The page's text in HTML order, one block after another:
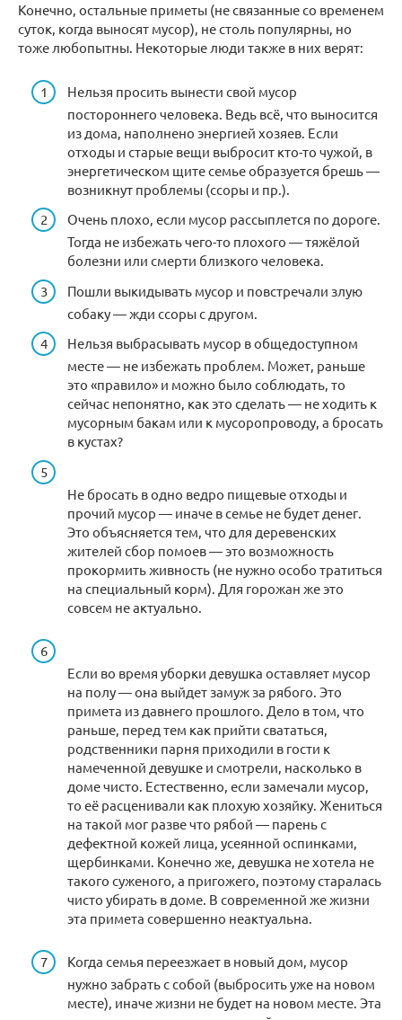
Конечно, остальные приметы (не связанные со временем
суток, когда выносят мусор), не столь популярны, но
тоже любопытны. Некоторые люди также в них верят:
Нельзя просить вынести свой мусор
постороннего человека. Ведь всё, что выносится
из дома, наполнено энергией хозяев. Если
отходы и старые вещи выбросит кто-то чужой, в
энергетическом щите семье образуется брешь —
возникнут проблемы (ссоры и пр.).
Очень плохо, если мусор рассыплется по дороге.
Тогда не избежать чего-то плохого — тяжёлой
болезни или смерти близкого человека.
Пошли выкидывать мусор и повстречали злую
собаку — жди ссоры с другом.
Нельзя выбрасывать мусор в общедоступном
месте — не избежать проблем. Может, раньше
это «правило» и можно было соблюдать, то
сейчас непонятно, как это сделать — не ходить к
мусорным бакам или к мусоропроводу, а бросать
в кустах?
Не бросать в одно ведро пищевые отходы и
прочий мусор — иначе в семье не будет денег.
Это объясняется тем, что для деревенских
жителей сбор помоев — это возможность
прокормить живность (не нужно особо тратиться
на специальный корм). Для горожан же это
совсем не актуально.
Если во время уборки девушка оставляет мусор
на полу — она выйдет замуж за рябого. Это
примета из давнего прошлого. Дело в том, что
раньше, перед тем как прийти свататься,
родственники парня приходили в гости к
намеченной девушке и смотрели, насколько в
доме чисто. Естественно, если замечали мусор,
то её расценивали как плохую хозяйку. Жениться
на такой мог разве что рябой — парень с
дефектной кожей лица, усеянной оспинками,
щербинками. Конечно же, девушка не хотела не
такого суженого, а пригожего, поэтому старалась
чисто убирать в доме. В современной же жизни
эта примета совершенно неактуальна.
Когда семья переезжает в новый дом, мусор
нужно забрать с собой (выбросить уже на новом
месте), иначе жизни не будет на новом месте. Эта